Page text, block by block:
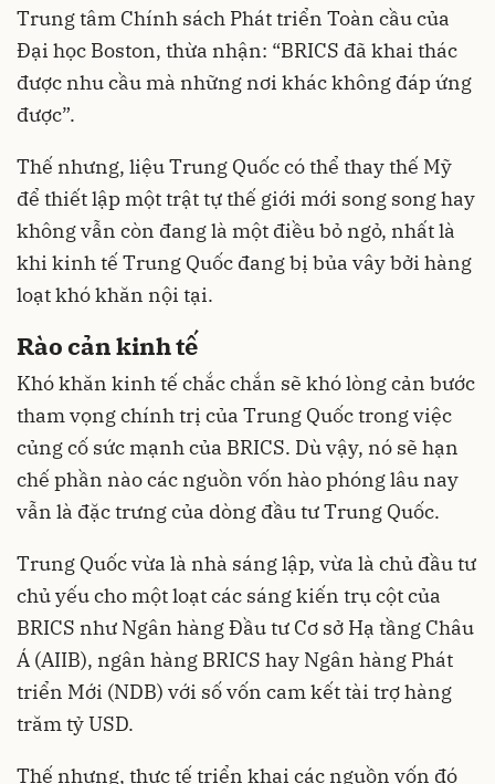
Trung tâm Chính sách Phát triển Toàn cầu của
Đại học Boston, thừa nhận: “BRICS đã khai thác
được nhu cầu mà những nơi khác không đáp ứng
được”.
Thế nhưng, liệuTrung Quốccó thể thay thế Mỹ
để thiết lập một trật tự thế giới mới song song hay
không vẫn còn đang là một điều bỏ ngỏ, nhất là
khi kinh tế Trung Quốc đang bị bủa vây bởi hàng
loạt khó khăn nội tại.
Rào cản kinh tế
Khó khăn kinh tế chắc chắn sẽ khó lòng cản bước
tham vọng chính trị của Trung Quốc trong việc
củng cố sức mạnh của BRICS. Dù vậy, nó sẽ hạn
chế phần nào các nguồn vốn hào phóng lâu nay
vẫn là đặc trưng của dòng đầu tư Trung Quốc.
Trung Quốc vừa là nhà sáng lập, vừa là chủ đầu tư
chủ yếu cho một loạt các sáng kiến trụ cột của
BRICS như Ngân hàng Đầu tư Cơ sở Hạ tầng Châu
Á (AIIB), ngân hàng BRICS hay Ngân hàng Phát
triển Mới (NDB) với số vốn cam kết tài trợ hàng
trăm tỷ USD.
Thế nhưng, thực tế triển khai các nguồn vốn đó